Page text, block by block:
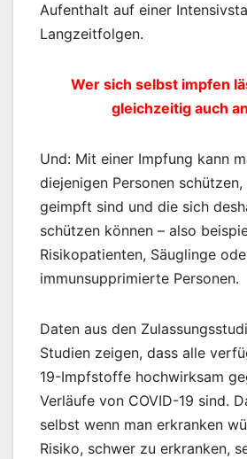
Aufenthalt auf einer
Langzeitfolgen.
Wer sich selbst impfen
gleichzeitig auch
Und: Mit einer Impfung kann
diejenigen Personen
geimpft sind und die sich
schützen können – also
Risikopatienten, Säuglinge
immunsupprimierte Personen.
Daten aus den
Studien zeigen, dass alle
19-Impfstoffe hochwirksam
Verläufe von COVID-19 sind.
selbst wenn man erkranken
Risiko, schwer zu erkranken,